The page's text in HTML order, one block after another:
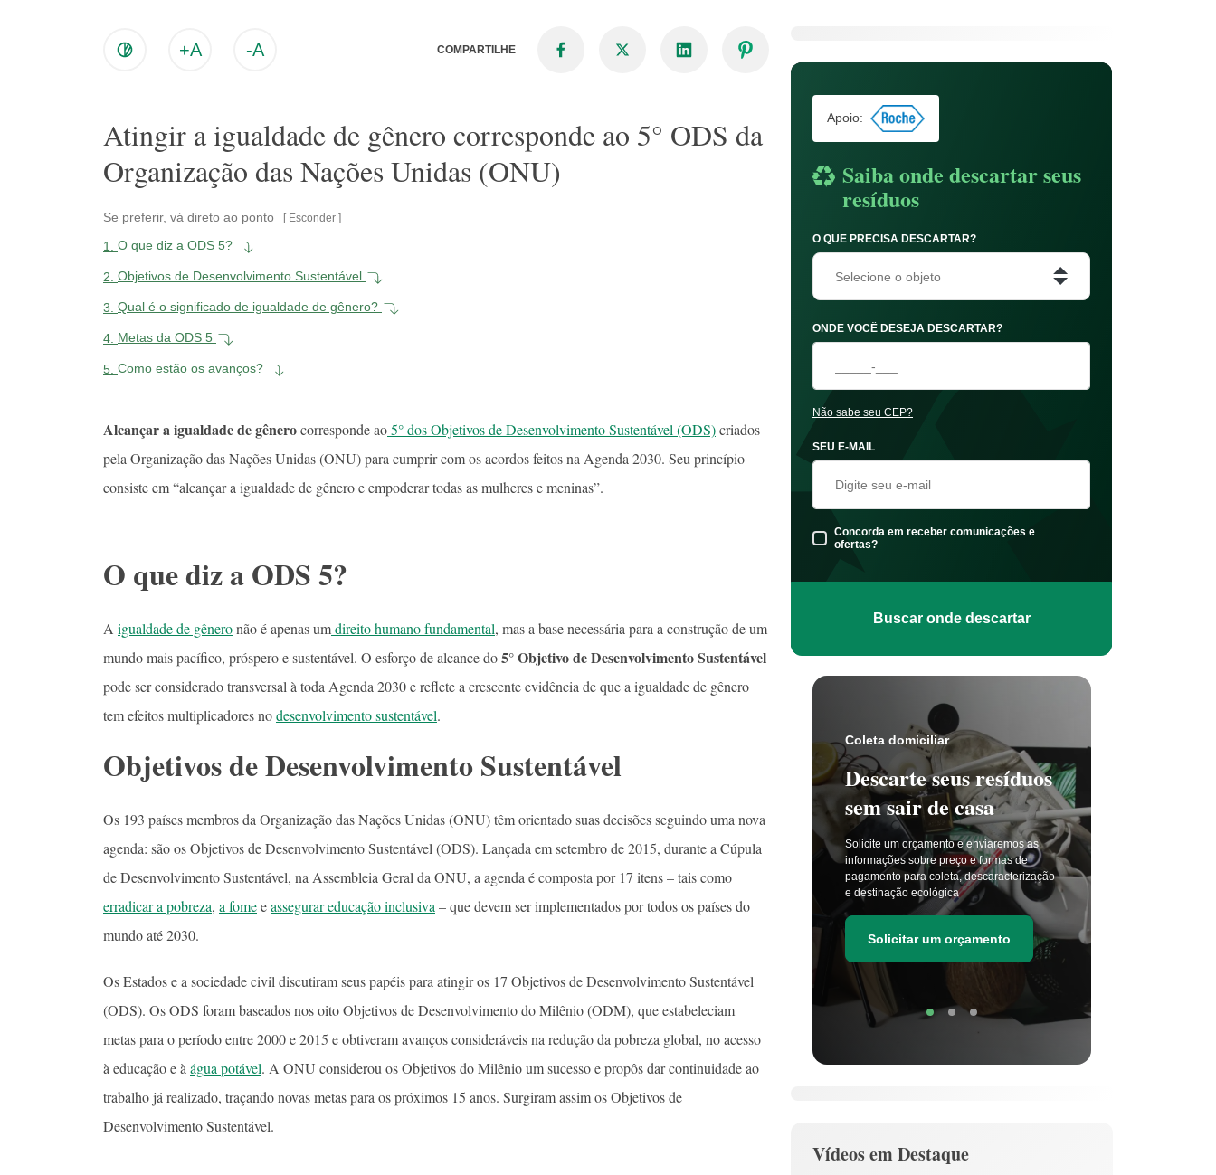
+A -A COMPARTILHE
Atingir a igualdade de gênero corresponde ao 5° ODS da
Organização das Nações Unidas (ONU)
Se preferir, vá direto ao ponto Esconder
1. O que diz a ODS 5?
2. Objetivos de Desenvolvimento Sustentável
3. Qual é o significado de igualdade de gênero?
4. Metas da ODS 5
5. Como estão os avanços?
Alcançar a igualdade de gênerocorresponde ao5° dos Objetivos de Desenvolvimento Sustentável (ODS)criados
pela Organização das Nações Unidas (ONU) para cumprir com os acordos feitos na Agenda 2030. Seu princípio
consiste em “alcançar a igualdade de gênero e empoderar todas as mulheres e meninas”.
O que diz a ODS 5?
A igualdade de gêneronão é apenas umdireito humano fundamental, mas a base necessária para a construção de um
mundo mais pacífico, próspero e sustentável. O esforço de alcance do5° Objetivo de Desenvolvimento Sustentável
pode ser considerado transversal à toda Agenda 2030 e reflete a crescente evidência de que a igualdade de gênero
tem efeitos multiplicadores nodesenvolvimento sustentável.
Objetivos de Desenvolvimento Sustentável
Os 193 países membros da Organização das Nações Unidas (ONU) têm orientado suas decisões seguindo uma nova
agenda: são os Objetivos de Desenvolvimento Sustentável (ODS). Lançada em setembro de 2015, durante a Cúpula
de Desenvolvimento Sustentável, na Assembleia Geral da ONU, a agenda é composta por 17 itens – tais como
erradicar a pobreza, a fomeeassegurar educação inclusiva – que devem ser implementados por todos os países do
mundo até 2030.
Os Estados e a sociedade civil discutiram seus papéis para atingir os 17 Objetivos de Desenvolvimento Sustentável
(ODS). Os ODS foram baseados nos oito Objetivos de Desenvolvimento do Milênio (ODM), que estabeleciam
metas para o período entre 2000 e 2015 e obtiveram avanços consideráveis na redução da pobreza global, no acesso
à educação e à água potável. A ONU considerou os Objetivos do Milênio um sucesso e propôs dar continuidade ao
trabalho já realizado, traçando novas metas para os próximos 15 anos. Surgiram assim os Objetivos de
Desenvolvimento Sustentável.
Apoio:
Saiba onde descartar seus
resíduos
O QUE PRECISA DESCARTAR?
Selecione o objeto
ONDE VOCÊ DESEJA DESCARTAR?
Não sabe seu CEP?
SEU E-MAIL
Concorda em receber comunicações e
ofertas?
Buscar onde descartar
Coleta domiciliar
Descarte seus resíduos
sem sair de casa
Solicite um orçamento e enviaremos as
informações sobre preço e formas de
pagamento para coleta, descaracterização
e destinação ecológica
Solicitar um orçamento
Vídeos em Destaque